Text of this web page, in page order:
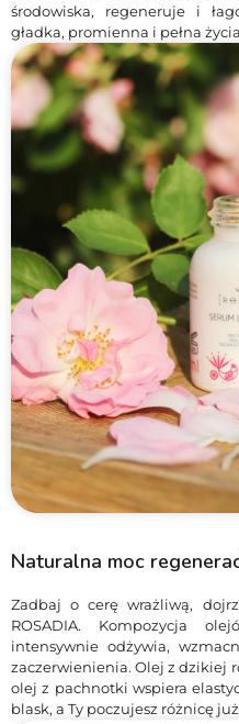
środowiska, regeneruje i
gładka, promienna i pełna
Naturalna moc
Zadbaj o cerę wrażliwą,
ROSADIA. Kompozycja
intensywnie odżywia,
zaczerwienienia. Olej z dzikiej
olej z pachnotki wspiera
blask, a Ty poczujesz różnicę